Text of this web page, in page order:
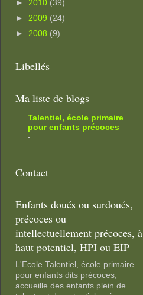
► 2010 (39)
► 2009 (24)
► 2008 (9)
Libellés
Ma liste de blogs
Talentiel, école primaire
pour enfants précoces
-
Contact
Enfants doués ou surdoués,
précoces ou
intellectuellement précoces, à
haut potentiel, HPI ou EIP
L'Ecole Talentiel, école primaire
pour enfants dits précoces,
accueille des enfants plein de